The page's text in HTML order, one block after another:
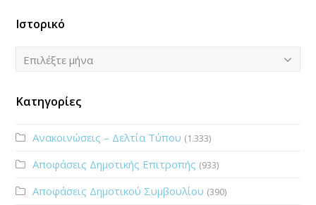
Ιστορικό
Ιστορικό
Επιλέξτε μήνα
Κατηγορίες
Ανακοινώσεις – Δελτία Τύπου (1.333)
Αποφάσεις Δημοτικής Επιτροπής (933)
Αποφάσεις Δημοτικού Συμβουλίου (390)